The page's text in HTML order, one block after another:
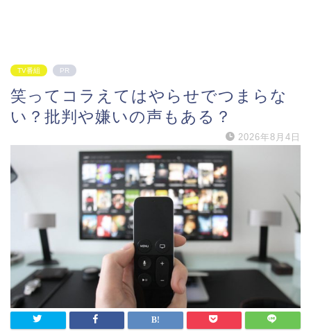
TV番組 PR
笑ってコラえてはやらせでつまらな
い？批判や嫌いの声もある？
2026年8月4日